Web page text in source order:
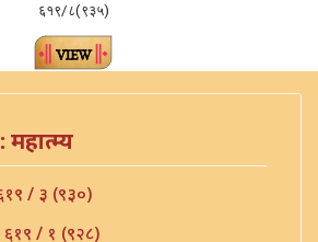
६१९/८(९३५)
महात्म्य
/ ३ (९३०)
६१९ / १ (९२८)